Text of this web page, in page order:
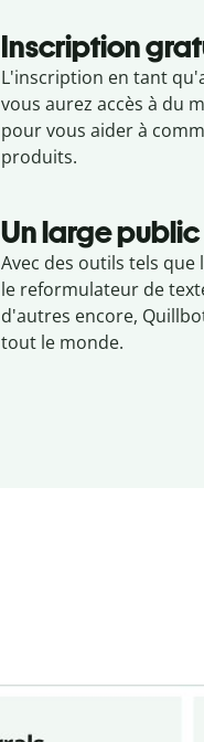
Inscription
L'inscription en tant
vous aurez accès à du
pour vous aider à
produits.
Un large public
Avec des outils tels
le reformulateur de
d'autres encore,
tout le monde.